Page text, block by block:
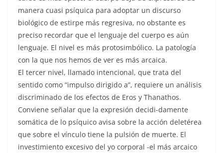
manera cuasi psíquica para adoptar un discurso
biológico de estirpe más regresiva, no obstante es
preciso recordar que el lenguaje del cuerpo es aún
lenguaje. El nivel es más protosimbólico. La patología
con la que nos hemos de ver es más arcaica.
El tercer nivel, llamado intencional, que trata del
sentido como “impulso dirigido a”, requiere un análisis
discriminado de los efectos de Eros y Thanathos.
Conviene señalar que la expresión decidi-damente
somática de lo psíquico avisa sobre la acción deletérea
que sobre el vínculo tiene la pulsión de muerte. El
investimiento excesivo del yo corporal -el más arcaico